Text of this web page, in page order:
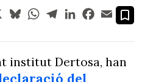
X BlueskyWhatsApp
TelegramLinkedInFacebook
Email
institut Dertosa, han
del